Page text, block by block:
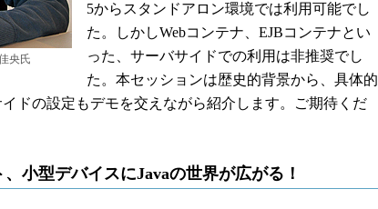
央氏
5からスタンドアロン環境では利用可能でし
た。しかしWebコンテナ、EJBコンテナとい
った、サーバサイドでの利用は非推奨でし
た。本セッションは歴史的背景から、具体的
ドの設定もデモを交えながら紹介します。ご期待くだ
小型デバイスにJavaの世界が広がる！